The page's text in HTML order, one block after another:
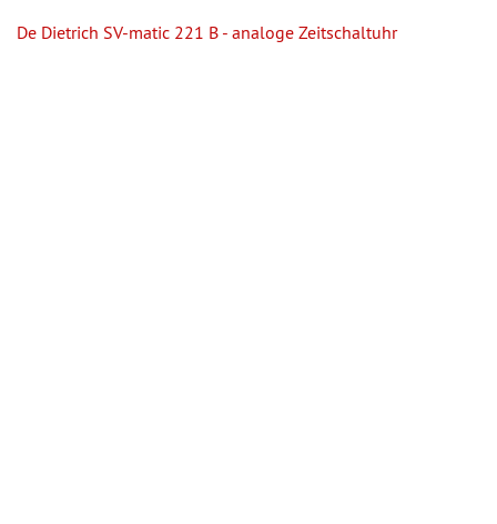
De Dietrich SV-matic 221 B - analoge Zeitschaltuhr